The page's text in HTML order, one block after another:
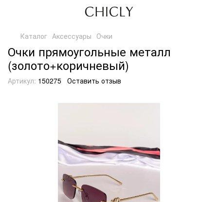
Каталог Аксессуары Очки
Очки прямоугольные металл
(золото+коричневый)
Артикул: 150275 Оставить отзыв